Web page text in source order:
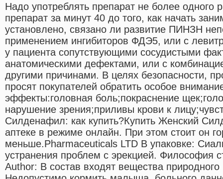
Надо употреблять препарат не более одного
препарат за минут 40 до того, как начать
установлено, связано ли развитие ПИНЗН
применением ингибиторов ФДЭ5, или с
у пациента сопутствующими сосудистыми
анатомическими дефектами, или с
другими причинами. В целях безопасности,
просят покупателей обратить особое
эффекты:головная боль;покраснение
нарушение зрения;приливы крови к
Силденафил: как купить?Купить Женский
аптеке в режиме онлайн. При этом стоит он
меньше.Pharmaceuticals LTD В упаковке:
устранения проблем с эрекцией. Философия
Author: В состав входят вещества